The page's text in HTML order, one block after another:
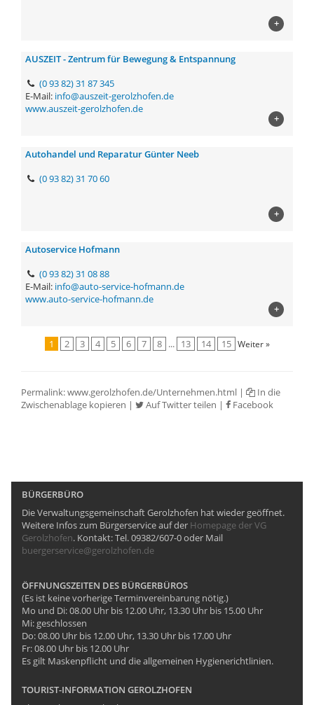
+
AUSZEIT - Zentrum für Bewegung & Entspannung
+
(0 93 82) 31 87 345
E-Mail: info@auszeit-gerolzhofen.de
www.auszeit-gerolzhofen.de
Autohandel und Reparatur Günter Neeb
+
(0 93 82) 31 70 60
Autoservice Hofmann
+
(0 93 82) 31 08 88
E-Mail: info@auto-service-hofmann.de
www.auto-service-hofmann.de
1 2 3 4 5 6 7 8 ... 13 14 15 Weiter »
Permalink:www.gerolzhofen.de/Unternehmen.html |
In die
Zwischenablage kopieren | Auf Twitter teilen | Facebook
BÜRGERBÜRO
Die Verwaltungsgemeinschaft Gerolzhofen hat wieder geöffnet.
Weitere Infos zum Bürgerservice auf der Homepage der VG
Gerolzhofen. Kontakt: Tel. 09382/607-0 oder Mail
buergerservice@gerolzhofen.de
ÖFFNUNGSZEITEN DES BÜRGERBÜROS
(Es ist keine vorherige Terminvereinbarung nötig.)
Mo und Di: 08.00 Uhr bis 12.00 Uhr, 13.30 Uhr bis 15.00 Uhr
Mi: geschlossen
Do: 08.00 Uhr bis 12.00 Uhr, 13.30 Uhr bis 17.00 Uhr
Fr: 08.00 Uhr bis 12.00 Uhr
Es gilt Maskenpflicht und die allgemeinen Hygienerichtlinien.
TOURIST-INFORMATION GEROLZHOFEN